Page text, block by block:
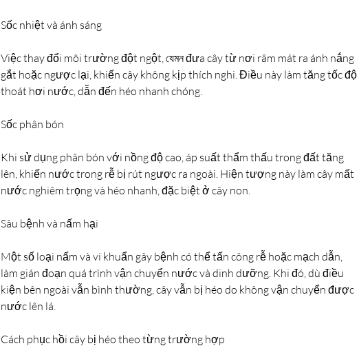
Sốc nhiệt và ánh sáng
Việc thay đổi môi trường đột ngột, যেমন đưa cây từ nơi râm mát ra ánh nắng
gắt hoặc ngược lại, khiến cây không kịp thích nghi. Điều này làm tăng tốc độ
thoát hơi nước, dẫn đến héo nhanh chóng.
Sốc phân bón
Khi sử dụng phân bón với nồng độ cao, áp suất thẩm thấu trong đất tăng
lên, khiến nước trong rễ bị rút ngược ra ngoài. Hiện tượng này làm cây mất
nước nghiêm trọng và héo nhanh, đặc biệt ở cây non.
Sâu bệnh và nấm hại
Một số loại nấm và vi khuẩn gây bệnh có thể tấn công rễ hoặc mạch dẫn,
làm gián đoạn quá trình vận chuyển nước và dinh dưỡng. Khi đó, dù điều
kiện bên ngoài vẫn bình thường, cây vẫn bị héo do không vận chuyển được
nước lên lá.
Cách phục hồi cây bị héo theo từng trường hợp